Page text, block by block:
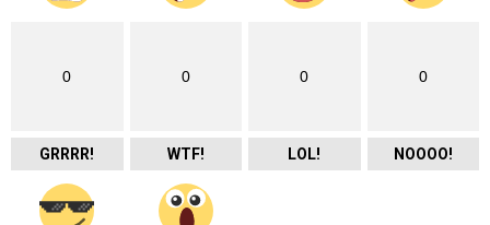
0
GRRRR!
0
WTF!
0
LOL!
0
NOOOO!